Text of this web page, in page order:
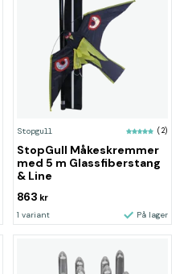
Stopgull (2)
StopGull Måkeskremmer
med 5 m Glassfiberstang
& Line
863 kr
1 variant På lager